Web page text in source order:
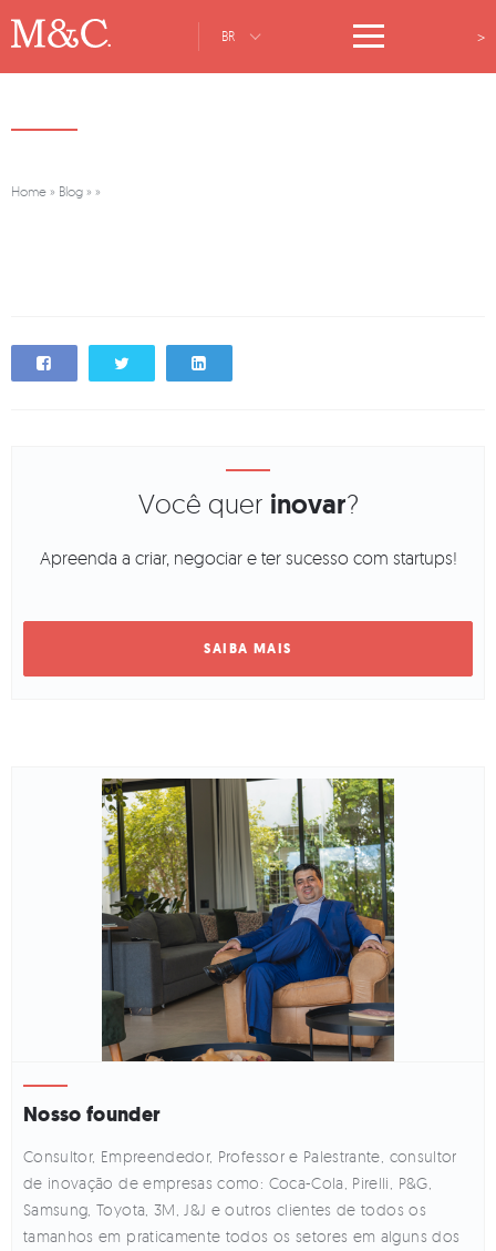
BR >
Home » Blog » »
Você quer inovar?
Apreenda a criar, negociar e ter sucesso com startups!
Nosso founder
Consultor, Empreendedor, Professor e Palestrante, consultor
de inovação de empresas como: Coca-Cola, Pirelli, P&G,
Samsung, Toyota, 3M, J&J e outros clientes de todos os
tamanhos em praticamente todos os setores em alguns dos